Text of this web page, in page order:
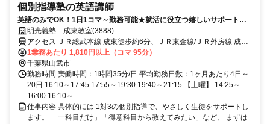
個別指導塾の英語講師
英語のみでOK！1日1コマ～勤務可能★就活に役立つ嬉しいサポートも
◎ミドル・シニアも活躍中
明光義塾 成東教室(3888)
アクセス ＪＲ総武本線 成東徒歩約6分、ＪＲ東金線/ＪＲ外房線 成東
徒歩約6分、ＪＲ東金線/ＪＲ外房線 求名出入口2徒歩約46分
1業務あたり 1,810円以上（コマ 95分）
千葉県山武市
勤務時間 実働時間：1時間35分/日 平均勤務日数：1ヶ月あたり4日～
20日 16:10～17:45 17:55～19:30 19:40～21:15 【土曜】 14:25～
16:00 16:10～...
仕事内容 具体的には 1対3の個別指導で、やさしく生徒をサポートし
ます。 「一科目だけ」「得意科目から教えてみたい」など、 まずは